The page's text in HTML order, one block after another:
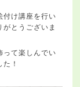
付け講座を行い
とうございま
って楽しんでい
！